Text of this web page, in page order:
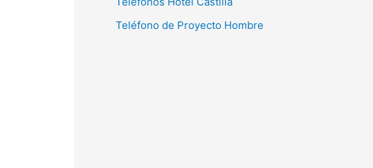
Teléfono de Proyecto Hombre